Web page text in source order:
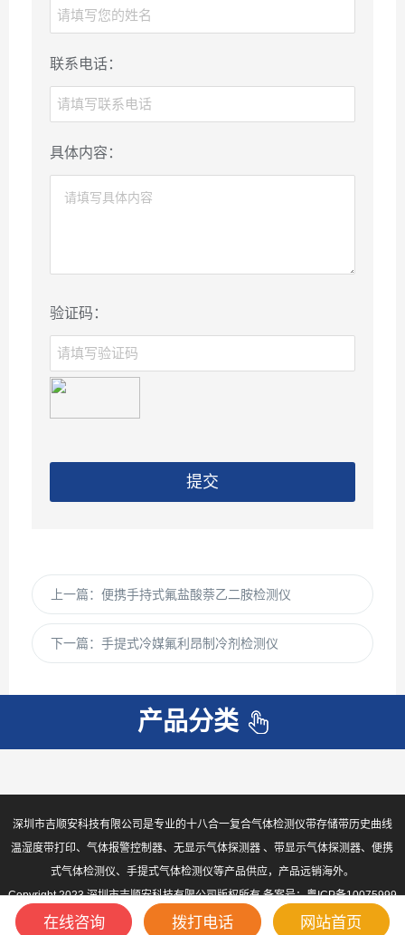
联系电话：
具体内容：
验证码：
提交
上一篇： 便携手持式氟盐酸萘乙二胺检测仪
下一篇： 手提式冷媒氟利昂制冷剂检测仪
产品分类
深圳市吉顺安科技有限公司是专业的十八合一复合气体检测仪带存储带历史曲线
温湿度带打印、气体报警控制器、无显示气体探测器 、带显示气体探测器、便携
式气体检测仪、手提式气体检测仪等产品供应，产品远销海外。
Copyright 2023 深圳市吉顺安科技有限公司版权所有 备案号：粤ICP备10075999
号-2 sitemap.xml
在线咨询 拨打电话 网站首页